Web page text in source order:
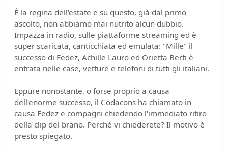
È la regina dell'estate e su questo, già dal primo
ascolto, non abbiamo mai nutrito alcun dubbio.
Impazza in radio, sulle piattaforme streaming ed è
super scaricata, canticchiata ed emulata: "Mille" il
successo di Fedez, Achille Lauro ed Orietta Berti è
entrata nelle case, vetture e telefoni di tutti gli italiani.
Eppure nonostante, o forse proprio a causa
dell'enorme successo, il Codacons ha chiamato in
causa Fedez e compagni chiedendo l'immediato ritiro
della clip del brano. Perché vi chiederete? Il motivo è
presto spiegato.